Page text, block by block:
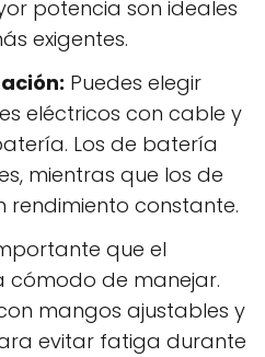
potencia son ideales
exigentes.
Puedes elegir
eléctricos con cable y
Los de batería
mientras que los de
rendimiento constante.
que el
cómodo de manejar.
mangos ajustables y
evitar fatiga durante